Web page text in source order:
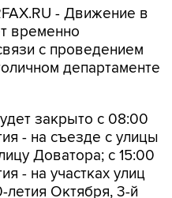
- Движение в
временно
с проведением
департаменте
закрыто с 08:00
- на съезде с улицы
Доватора; с 15:00
- на участках улиц
летия Октября, 3-й